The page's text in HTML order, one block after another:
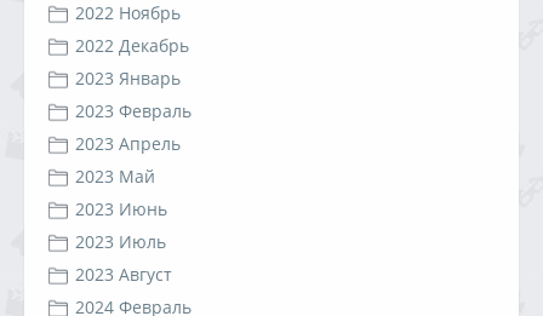
2022 Ноябрь
2022 Декабрь
2023 Январь
2023 Февраль
2023 Апрель
2023 Май
2023 Июнь
2023 Июль
2023 Август
2024 Февраль